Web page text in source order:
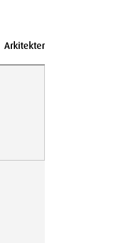
Arkitekter